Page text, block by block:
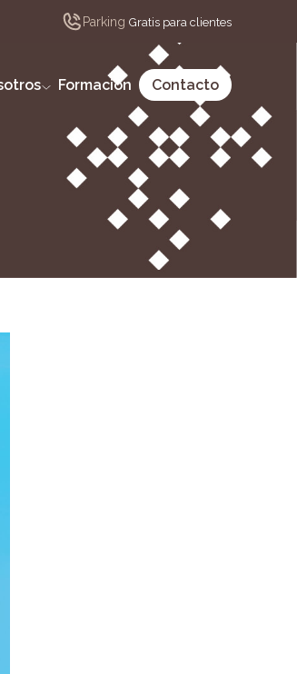
Parking Gratis para clientes
Formación Contacto